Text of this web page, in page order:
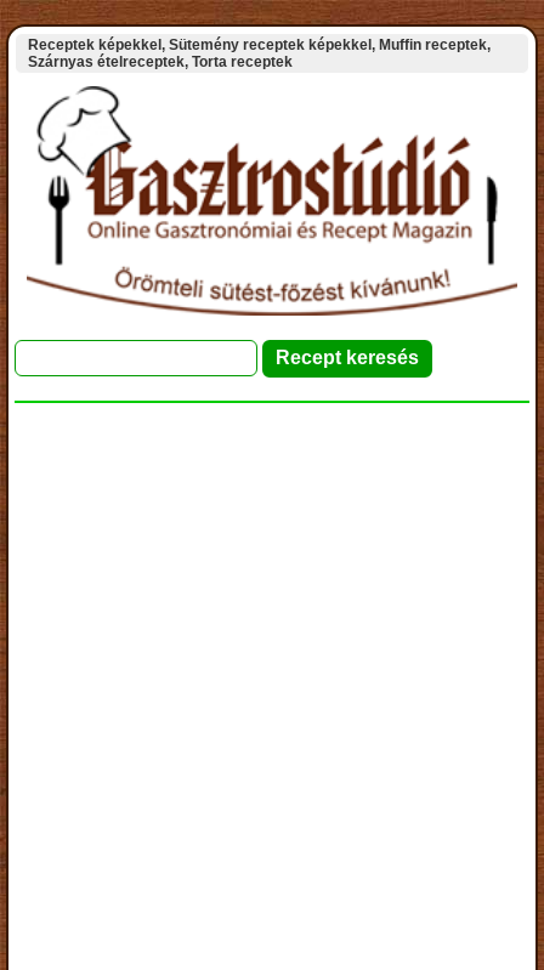
Receptek képekkel, Sütemény receptek képekkel, Muffin receptek,
Szárnyas ételreceptek, Torta receptek